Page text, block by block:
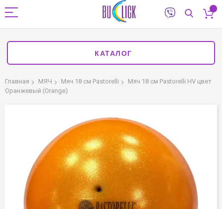
КАТАЛОГ
Главная МЯЧ Мяч 18 см Pastorelli
Мяч 18 см Pastorelli HV цвет
Оранжевый (Orange)
изображений